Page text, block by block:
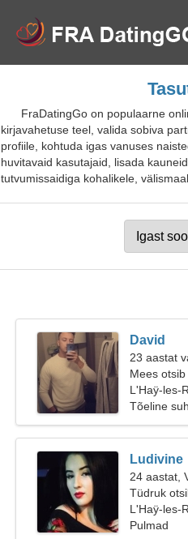
FraDatingGo on populaarne
kirjavahetuse teel, valida sobiva
profiile, kohtuda igas vanuses
huvitavaid kasutajaid, lisada
tutvumissaidiga kohalikele,
David
23 aastat
Mees
L'Haÿ-les-
Tõeline
Ludivine
24 aastat,
Tüdruk
L'Haÿ-les-
Pulmad